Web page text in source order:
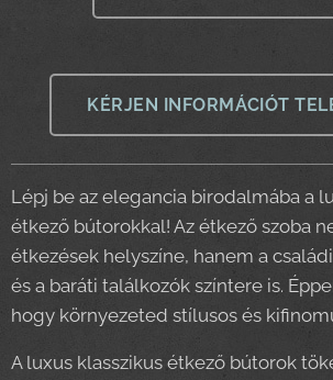
KÉRJEN INFORMÁCIÓT
Lépj be az elegancia birodalmába a
étkező bútorokkal! Az étkező szoba
étkezések helyszíne, hanem a
és a baráti találkozók színtere is.
hogy környezeted stílusos és
A luxus klasszikus étkező bútorok